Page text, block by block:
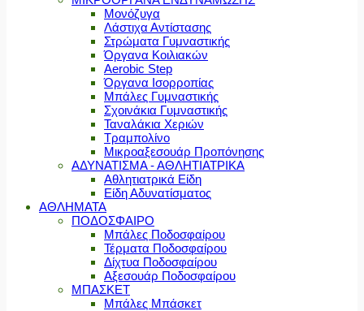
Μονόζυγα
Λάστιχα Αντίστασης
Στρώματα Γυμναστικής
Όργανα Κοιλιακών
Aerobic Step
Όργανα Ισορροπίας
Μπάλες Γυμναστικής
Σχοινάκια Γυμναστικής
Ταναλάκια Χεριών
Τραμπολίνο
Μικροαξεσουάρ Προπόνησης
ΑΔΥΝΑΤΙΣΜΑ - ΑΘΛΗΤΙΑΤΡΙΚΑ
Αθλητιατρικά Είδη
Είδη Αδυνατίσματος
ΑΘΛΗΜΑΤΑ
ΠΟΔΟΣΦΑΙΡΟ
Μπάλες Ποδοσφαίρου
Τέρματα Ποδοσφαίρου
Δίχτυα Ποδοσφαίρου
Αξεσουάρ Ποδοσφαίρου
ΜΠΑΣΚΕΤ
Μπάλες Μπάσκετ